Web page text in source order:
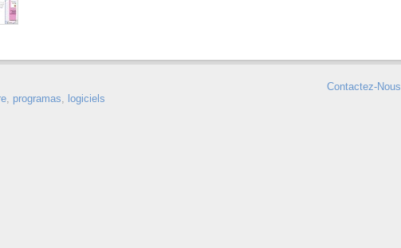
Contactez-Nous
, programas, logiciels